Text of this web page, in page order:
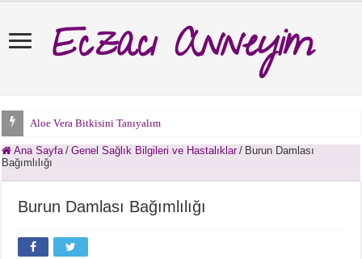
Eczacı Anneyim
Aloe Vera Bitkisini Tanıyalım
İlaç Yönetimi Nasıl Olmalı?
Ana Sayfa / Genel Sağlık Bilgileri ve Hastalıklar / Burun Damlası
Bağımlılığı
Burun Damlası Bağımlılığı